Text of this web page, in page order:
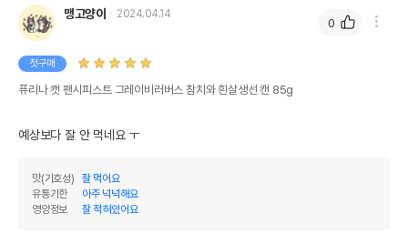
맹고양이 2024.04.14
첫구매
퓨리나 캣 팬시피스트 그레이비러버스 참치와 흰살생선 캔 85g
예상보다 잘 안 먹네요 ㅜ
맛(기호성)
잘 먹어요
유통기한
아주 넉넉해요
영양정보
잘 적혀있어요
0